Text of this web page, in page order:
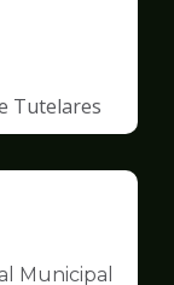
Tutelares
Municipal